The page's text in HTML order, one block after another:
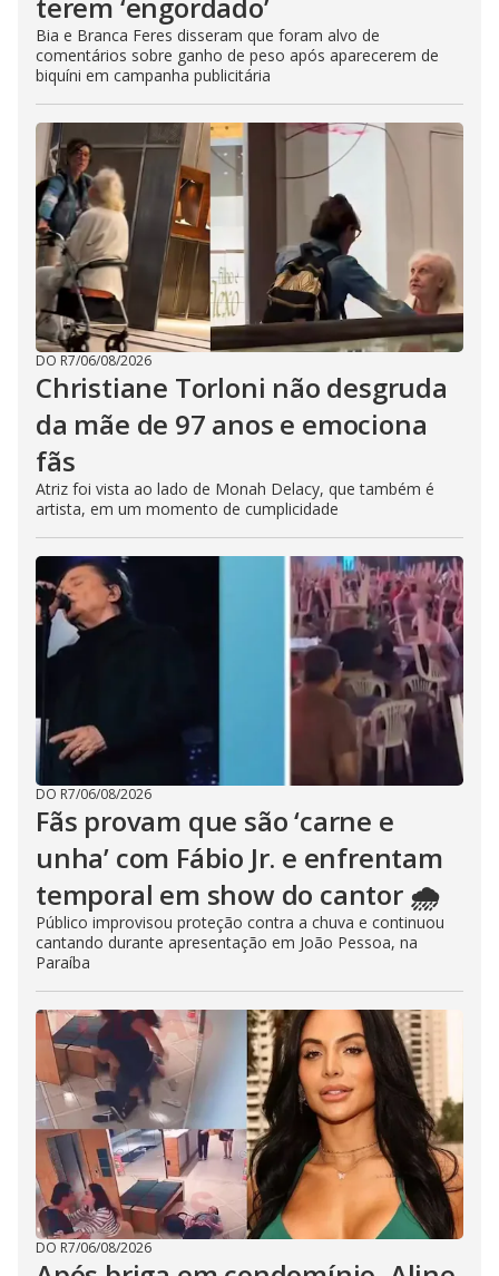
Bia e Branca Feres disseram que foram alvo de
comentários sobre ganho de peso após aparecerem de
biquíni em campanha publicitária
DO R7/06/08/2026
Christiane Torloni não desgruda
da mãe de 97 anos e emociona
fãs
Atriz foi vista ao lado de Monah Delacy, que também é
artista, em um momento de cumplicidade
DO R7/06/08/2026
Fãs provam que são ‘carne e
unha’ com Fábio Jr. e enfrentam
temporal em show do cantor 🌧️
Público improvisou proteção contra a chuva e continuou
cantando durante apresentação em João Pessoa, na
Paraíba
DO R7/06/08/2026